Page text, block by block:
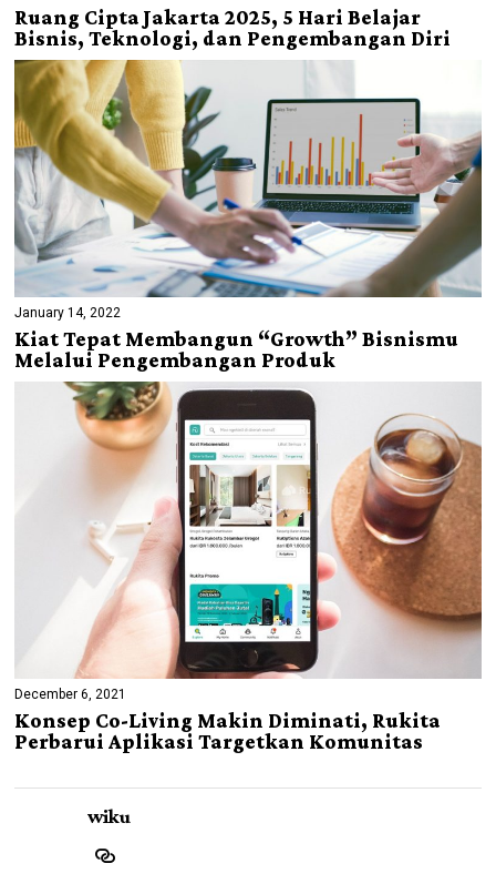
Ruang Cipta Jakarta 2025, 5 Hari Belajar
Bisnis, Teknologi, dan Pengembangan Diri
January 14, 2022
Kiat Tepat Membangun “Growth” Bisnismu
Melalui Pengembangan Produk
December 6, 2021
Konsep Co-Living Makin Diminati, Rukita
Perbarui Aplikasi Targetkan Komunitas
wiku